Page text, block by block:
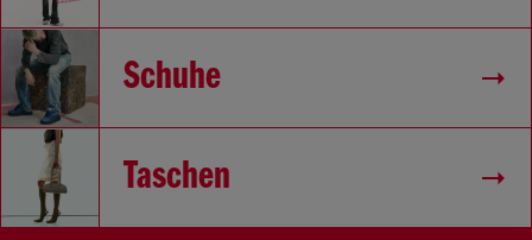
Schuhe
Taschen